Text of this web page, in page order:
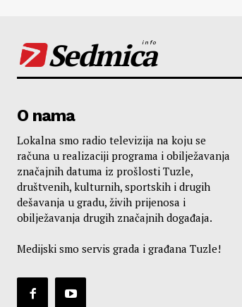
Sedmica
info
O nama
Lokalna smo radio televizija na koju se
računa u realizaciji programa i obilježavanja
značajnih datuma iz prošlosti Tuzle,
društvenih, kulturnih, sportskih i drugih
dešavanja u gradu, živih prijenosa i
obilježavanja drugih značajnih događaja.
Medijski smo servis grada i građana Tuzle!